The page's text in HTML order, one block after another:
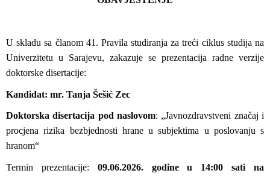
U skladu sa članom 41. Pravila studiranja za treći ciklus studija na
Univerzitetu u Sarajevu, zakazuje se prezentacija radne verzije
doktorske disertacije:
Kandidat: mr. Tanja Šešić Zec
Doktorska disertacija pod naslovom: „Javnozdravstveni značaj i
procjena rizika bezbjednosti hrane u subjektima u poslovanju s
hranom“
Termin prezentacije: 09.06.2026. godine u 14:00 sati na